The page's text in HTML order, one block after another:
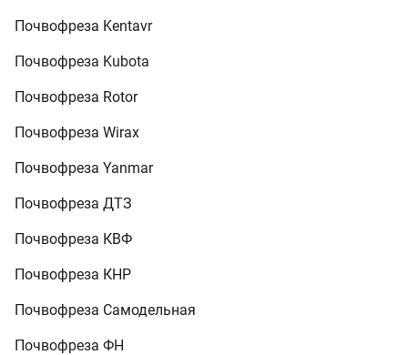
Почвофреза Kentavr
Почвофреза Kubota
Почвофреза Rotor
Почвофреза Wirax
Почвофреза Yanmar
Почвофреза ДТЗ
Почвофреза КВФ
Почвофреза КНР
Почвофреза Самодельная
Почвофреза ФН